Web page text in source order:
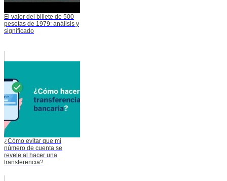
El valor del billete de 500
pesetas de 1979: análisis y
significado
¿Cómo evitar que mi
número de cuenta se
revele al hacer una
transferencia?